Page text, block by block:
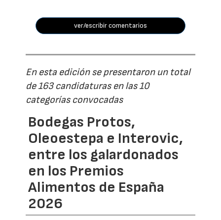
ver/escribir comentarios
En esta edición se presentaron un total
de 163 candidaturas en las 10
categorías convocadas
Bodegas Protos,
Oleoestepa e Interovic,
entre los galardonados
en los Premios
Alimentos de España
2026